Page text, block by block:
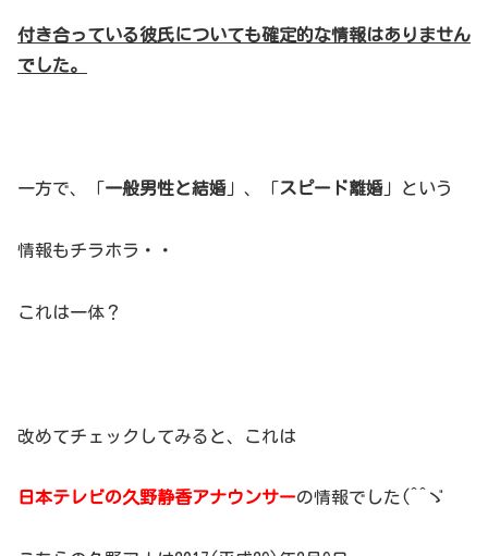
付き合っている彼氏についても確定的な情報はありません
でした。
一方で、「一般男性と結婚 」、「スピード離婚 」という
情報もチラホラ・・
これは一体？
改めてチェックしてみると、これは
日本テレビの久野静香アナウンサーの情報でした(^^ゞ